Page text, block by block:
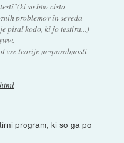
so btw cisto
problemov in seveda
pisal kodo, ki jo testira...)
vse teorije nesposobnosti
program, ki so ga po